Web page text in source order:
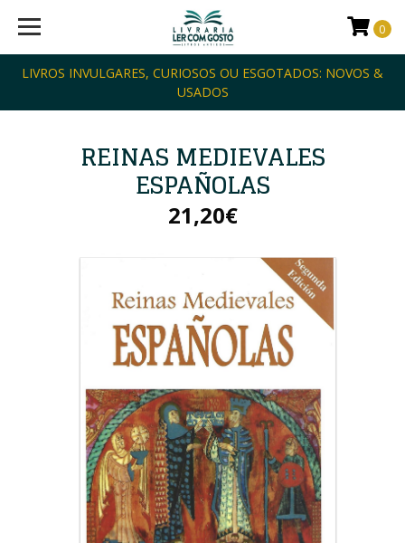
LIVROS INVULGARES, CURIOSOS OU ESGOTADOS: NOVOS &
USADOS
0
REINAS MEDIEVALES
ESPAÑOLAS
21,20€